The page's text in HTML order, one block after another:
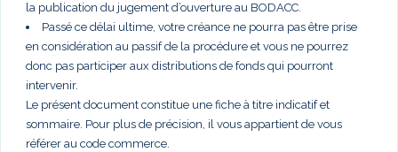
la publication du jugement d’ouverture au BODACC.
Passé ce délai ultime, votre créance ne pourra pas être prise
en considération au passif de la procédure et vous ne pourrez
donc pas participer aux distributions de fonds qui pourront
intervenir.
Le présent document constitue une fiche à titre indicatif et
sommaire. Pour plus de précision, il vous appartient de vous
référer au code commerce.